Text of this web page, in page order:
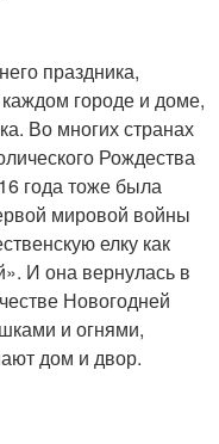
праздника,
городе и доме,
Во многих странах
Рождества
года тоже была
мировой войны
елку как
И она вернулась в
Новогодней
и огнями,
дом и двор.